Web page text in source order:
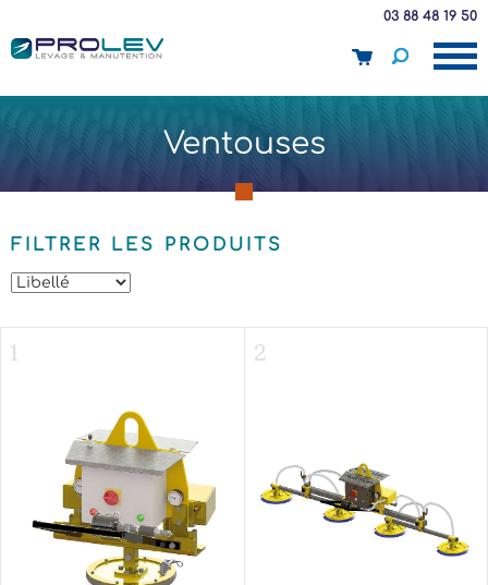
03 88 48 19 50
panier
Ventouses
FILTRER LES PRODUITS
1 2